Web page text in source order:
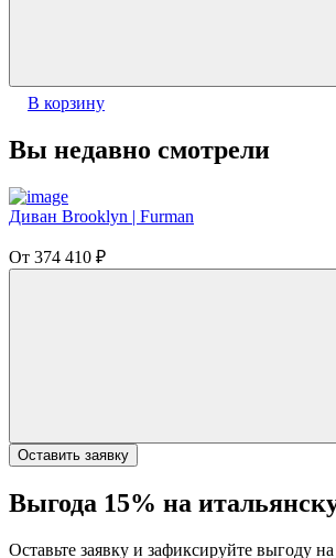
В корзину
Вы недавно смотрели
Диван Brooklyn | Furman
От 374 410 ₽
Оставить заявку
Выгода 15% на
Оставьте заявку и зафиксируйте выгоду